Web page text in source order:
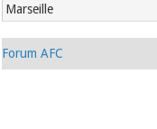
Marseille
Forum AFC